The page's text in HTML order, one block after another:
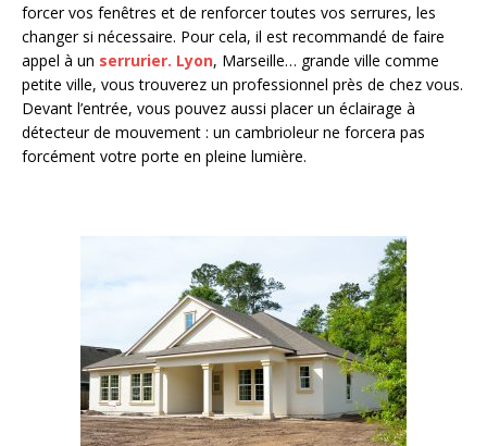
forcer vos fenêtres et de renforcer toutes vos serrures, les
changer si nécessaire. Pour cela, il est recommandé de faire
appel à un serrurier. Lyon, Marseille… grande ville comme
petite ville, vous trouverez un professionnel près de chez vous.
Devant l’entrée, vous pouvez aussi placer un éclairage à
détecteur de mouvement : un cambrioleur ne forcera pas
forcément votre porte en pleine lumière.